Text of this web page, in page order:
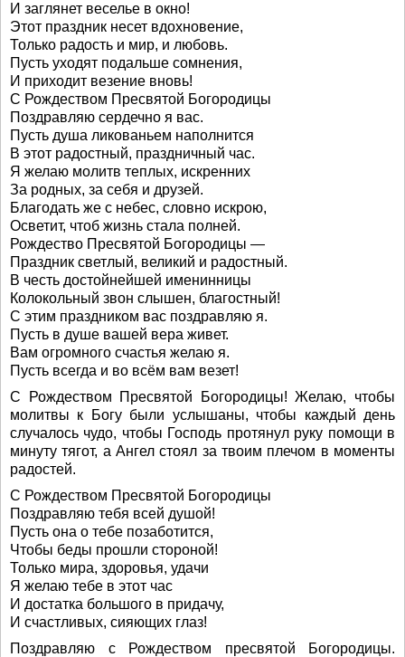
И заглянет веселье в окно!
Этот праздник несет вдохновение,
Только радость и мир, и любовь.
Пусть уходят подальше сомнения,
И приходит везение вновь!
С Рождеством Пресвятой Богородицы
Поздравляю сердечно я вас.
Пусть душа ликованьем наполнится
В этот радостный, праздничный час.
Я желаю молитв теплых, искренних
За родных, за себя и друзей.
Благодать же с небес, словно искрою,
Осветит, чтоб жизнь стала полней.
Рождество Пресвятой Богородицы —
Праздник светлый, великий и радостный.
В честь достойнейшей именинницы
Колокольный звон слышен, благостный!
С этим праздником вас поздравляю я.
Пусть в душе вашей вера живет.
Вам огромного счастья желаю я.
Пусть всегда и во всём вам везет!
С Рождеством Пресвятой Богородицы! Желаю, чтобы
молитвы к Богу были услышаны, чтобы каждый день
случалось чудо, чтобы Господь протянул руку помощи в
минуту тягот, а Ангел стоял за твоим плечом в моменты
радостей.
С Рождеством Пресвятой Богородицы
Поздравляю тебя всей душой!
Пусть она о тебе позаботится,
Чтобы беды прошли стороной!
Только мира, здоровья, удачи
Я желаю тебе в этот час
И достатка большого в придачу,
И счастливых, сияющих глаз!
Поздравляю с Рождеством пресвятой Богородицы.